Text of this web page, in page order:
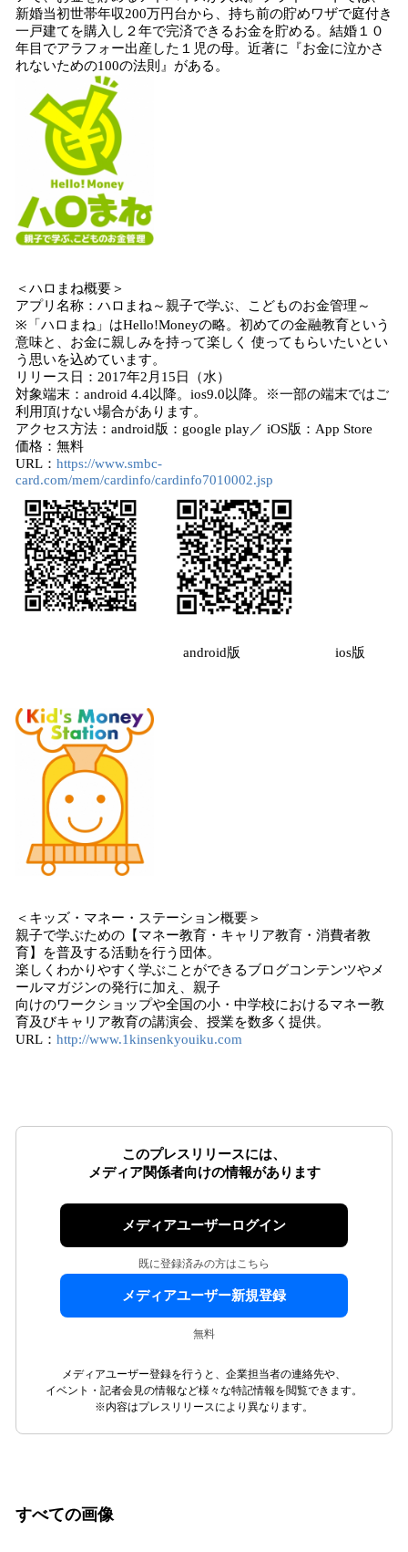
新婚当初世帯年収200万円台から、持ち前の貯めワザで庭付き
一戸建てを購入し２年で完済できるお金を貯める。結婚１０
年目でアラフォー出産した１児の母。近著に『お金に泣かさ
れないための100の法則』がある。
＜ハロまね概要＞
アプリ名称：ハロまね～親子で学ぶ、こどものお金管理～
※「ハロまね」はHello!Moneyの略。初めての金融教育という
意味と、お金に親しみを持って楽しく 使ってもらいたいとい
う思いを込めています。
リリース日：2017年2月15日（水）
対象端末：android 4.4以降。ios9.0以降。※一部の端末ではご
利用頂けない場合があります。
アクセス方法：android版：google play／ iOS版：App Store
価格：無料
URL： https://www.smbc-
card.com/mem/cardinfo/cardinfo7010002.jsp
android版 ios版
＜キッズ・マネー・ステーション概要＞
親子で学ぶための【マネー教育・キャリア教育・消費者教
育】を普及する活動を行う団体。
楽しくわかりやすく学ぶことができるブログコンテンツやメ
ールマガジンの発行に加え、親子
向けのワークショップや全国の小・中学校におけるマネー教
育及びキャリア教育の講演会、授業を数多く提供。
URL： http://www.1kinsenkyouiku.com
このプレスリリースには、
メディア関係者向けの情報があります
メディアユーザーログイン
既に登録済みの方はこちら
メディアユーザー新規登録
無料
メディアユーザー登録を行うと、企業担当者の連絡先や、
イベント・記者会見の情報など様々な特記情報を閲覧できます。
※内容はプレスリリースにより異なります。
すべての画像